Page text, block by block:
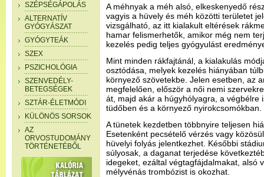
SZÉPSÉGÁPOLÁS
ALTERNATÍV
GYÓGYÁSZAT
GYÓGYTEÁK
SZEX
PSZICHOLÓGIA
SZENVEDÉLY-
BETEGSÉGEK
SZTÁR-ÉLETMÓDI
KÜLÖNÖS SORSOK
AZ
ORVOSTUDOMÁNY
TÖRTÉNETÉBŐL
A méhnyak a méh alsó, elkeskenyedő
vagyis a hüvely és méh közötti területet
vizsgálható, az itt kialakult eltérések
hamar felismerhetők, amikor még nem
kezelés pedig teljes gyógyulást
Mint minden rákfajtánál, a kialakulás
osztódása, melyek kezelés hiányában
környező szövetekbe. Jelen esetben, az
megfelelően, először a női nemi
át, majd akár a húgyhólyagra, a végbélre
tüdőben és a környező nyirokcsomókban.
A tünetek kezdetben többnyire teljesen
Esetenként pecsételő vérzés vagy
hüvelyi folyás jelentkezhet. Későbbi
súlyosak, a daganat terjedése
idegeket, ezáltal végtagfájdalmakat, alsó
mélyvénás trombózist is okozhat.